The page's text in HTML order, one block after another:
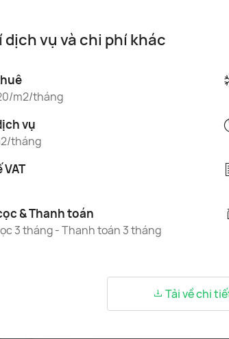
dịch vụ và chi phí khác
m2/tháng
vụ
tháng
VAT
& Thanh toán
3 tháng - Thanh toán 3 tháng
Tải về chi